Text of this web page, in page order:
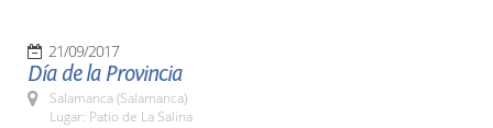
21/09/2017
Día de la Provincia
Salamanca (Salamanca)
Lugar: Patio de La Salina